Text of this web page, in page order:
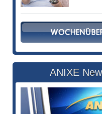
ANIXE